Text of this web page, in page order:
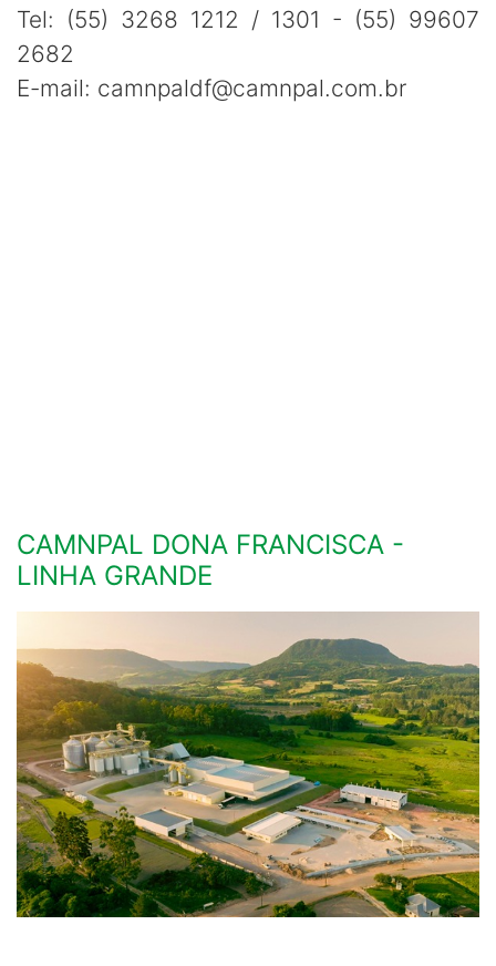
Tel: (55) 3268 1212 / 1301 - (55) 99607
2682
E-mail: camnpaldf@camnpal.com.br
CAMNPAL DONA FRANCISCA -
LINHA GRANDE